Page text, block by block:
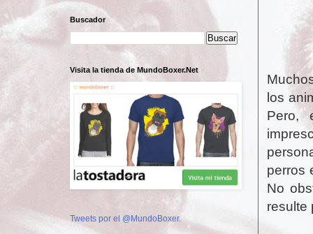
los
Pero,
perros
No
resulte
Buscador
Visita la tienda de MundoBoxer.Net
Tweets por el @MundoBoxer.